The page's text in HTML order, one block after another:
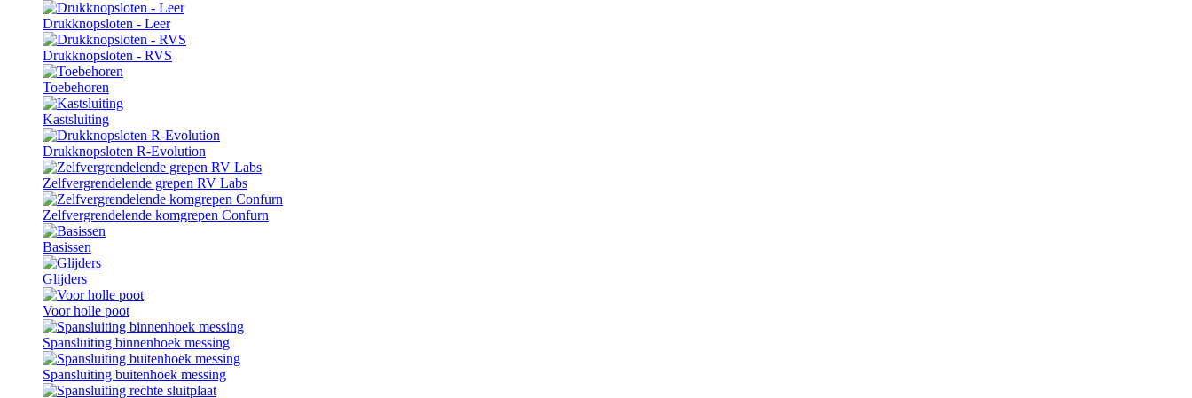
Drukknopsloten - Leer
Drukknopsloten - RVS
Toebehoren
Kastsluiting
Drukknopsloten R-Evolution
Zelfvergrendelende grepen RV Labs
Zelfvergrendelende komgrepen Confurn
Basissen
Glijders
Voor holle poot
Spansluiting binnenhoek messing
Spansluiting buitenhoek messing